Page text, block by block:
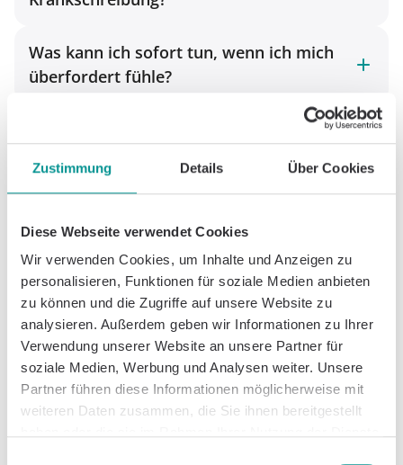
Zustimmung Details Über Cookies
Diese Webseite verwendet Cookies
Wir verwenden Cookies, um Inhalte und Anzeigen zu
personalisieren, Funktionen für soziale Medien anbieten
zu können und die Zugriffe auf unsere Website zu
analysieren. Außerdem geben wir Informationen zu Ihrer
Verwendung unserer Website an unsere Partner für
soziale Medien, Werbung und Analysen weiter. Unsere
Partner führen diese Informationen möglicherweise mit
weiteren Daten zusammen, die Sie ihnen bereitgestellt
Was kann ich sofort tun, wenn ich mich
überfordert fühle?
Bin ich schwach, weil ich auf eine Krise so
Stiftung Deutsche Depressionshilfe:
umfangreiche Informationen, ein
Diskussionsforum und ein Info-Telefon. Da die
Symptome oft depressiver Natur sind, finden
Betroffene hier viel Hilfe.https://www.deutsche-
depressionshilfe.de/
Telefonseelsorge:Ein kostenloses, anonymes und
rund um die Uhr erreichbares Gesprächsangebot